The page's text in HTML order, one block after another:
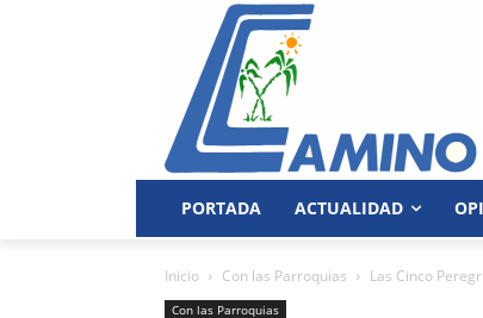
PORTADA ACTUALIDAD
Inicio Con las Parroquias Las Cinco
Con las Parroquias